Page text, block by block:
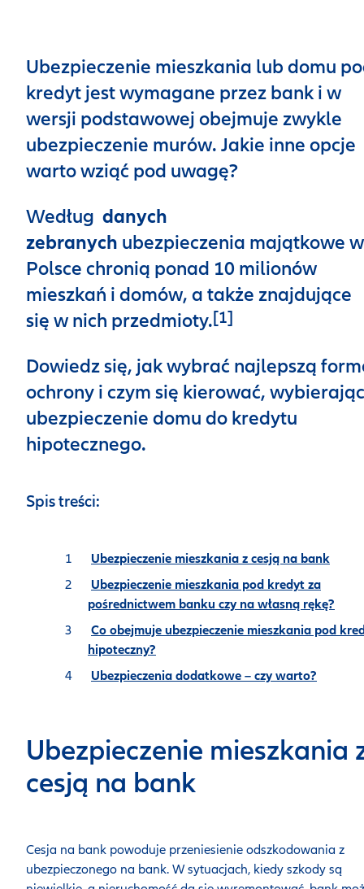
Ubezpieczenie mieszkania lub domu
kredyt jest wymagane przez bank i w
wersji podstawowej obejmuje zwykle
ubezpieczenie murów. Jakie inne opcje
warto wziąć pod uwagę?
Według danych
zebranych ubezpieczenia majątkowe w
Polsce chronią ponad 10 milionów
mieszkań i domów, a także znajdujące
się w nich przedmioty.[1]
Dowiedz się, jak wybrać najlepszą
ochrony i czym się kierować, wybierając
ubezpieczenie domu do kredytu
hipotecznego.
Spis treści:
Ubezpieczenie mieszkania z cesją na bank
Ubezpieczenie mieszkania pod kredyt za
pośrednictwem banku czy na własną rękę?
Co obejmuje ubezpieczenie mieszkania pod
hipoteczny?
Ubezpieczenia dodatkowe – czy warto?
Ubezpieczenie mieszkania
cesją na bank
Cesja na bank powoduje przeniesienie odszkodowania z
ubezpieczonego na bank. W sytuacjach, kiedy szkody są